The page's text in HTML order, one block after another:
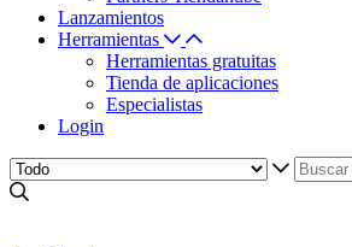
Lanzamientos
Herramientas
Herramientas gratuitas
Tienda de aplicaciones
Especialistas
Login